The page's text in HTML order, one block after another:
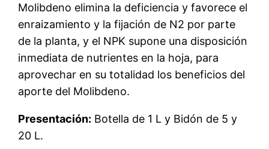
Molibdeno elimina la deficiencia y favorece el
enraizamiento y la fijación de N2 por parte
de la planta, y el NPK supone una disposición
inmediata de nutrientes en la hoja, para
aprovechar en su totalidad los beneficios del
aporte del Molibdeno.
Presentación: Botella de 1 L y Bidón de 5 y
20 L.